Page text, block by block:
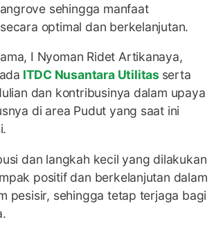
sehingga manfaat
optimal dan berkelanjutan.
I Nyoman Ridet Artikanaya,
ITDC Nusantara Utilitas serta
dan kontribusinya dalam upaya
di area Pudut yang saat ini
dan langkah kecil yang dilakukan
positif dan berkelanjutan dalam
pesisir, sehingga tetap terjaga bagi